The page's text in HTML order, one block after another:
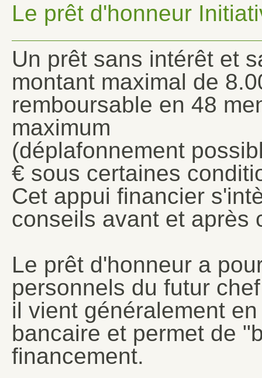
Le prêt d'honneur
Un prêt sans intérêt et
montant maximal de
remboursable en 48
maximum
(déplafonnement
€ sous certaines
Cet appui financier
conseils avant et après
Le prêt d'honneur a
personnels du futur
il vient généralement
bancaire et permet de
financement.